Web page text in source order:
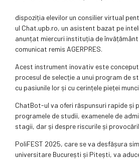
dispoziția elevilor un consilier virtual
ul Chat.upb.ro, un asistent bazat pe
anunțat miercuri instituția de
comunicat remis AGERPRES.
Acest instrument inovativ este
procesul de selecție a unui program de
cu pasiunile lor și cu cerințele pieței
ChatBot-ul va oferi răspunsuri rapide și
programele de studii, examenele de
stagii, dar și despre riscurile și
PoliFEST 2025, care se va desfășura
universitare București și Pitești, va